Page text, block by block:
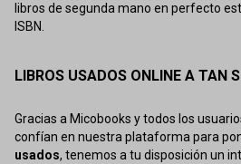
libros de segunda mano en perfecto
ISBN.
LIBROS USADOS ONLINE A TAN
Gracias a Micobooks y todos los
confían en nuestra plataforma para
usados, tenemos a tu disposición un